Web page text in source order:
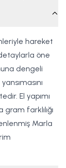
hareket
öne
dengeli
El yapımı
farklılığı
Marla